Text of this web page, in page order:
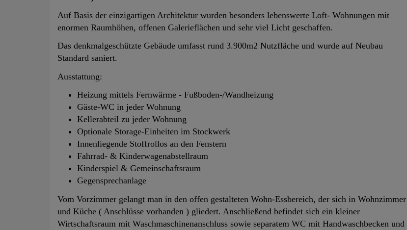
Auf Basis der einzigartigen Architektur wurden besonders lebenswerte Loft- Wohnungen mit
enormen Raumhöhen, offenen Galerieflächen und sehr viel Licht geschaffen.
Das denkmalgeschützte Gebäude umfasst rund 3.900m2 Nutzfläche und wurde auf Neubau
Standard saniert.
Ausstattung:
Heizung mittels Fernwärme - Fußboden‐/Wandheizung
Gäste‐WC in jeder Wohnung
Kellerabteil zu jeder Wohnung
Optionale Storage‐Einheiten im Stockwerk
Innenliegende Stoffrollos an den Fenstern
Fahrrad‐ & Kinderwagenabstellraum
Kinderspiel & Gemeinschaftsraum
Gegensprechanlage
Vom Vorzimmer gelangt man in den offen gestalteten Wohn-Essbereich, der sich in Wohnzimmer
und Küche ( Anschlüsse vorhanden ) gliedert. Anschließend befindet sich ein kleiner
Wirtschaftsraum mit Waschmaschinenanschluss sowie separatem WC mit Handwaschbecken und